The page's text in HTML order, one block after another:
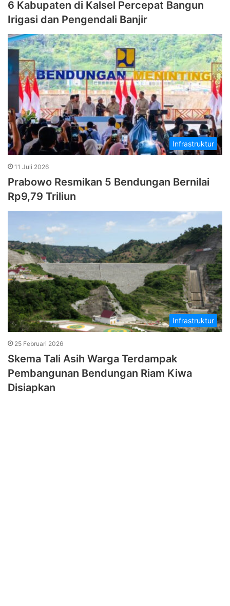
6 Kabupaten di Kalsel Percepat Bangun
Irigasi dan Pengendali Banjir
Infrastruktur
11 Juli 2026
Prabowo Resmikan 5 Bendungan Bernilai
Rp9,79 Triliun
Infrastruktur
25 Februari 2026
Skema Tali Asih Warga Terdampak
Pembangunan Bendungan Riam Kiwa
Disiapkan